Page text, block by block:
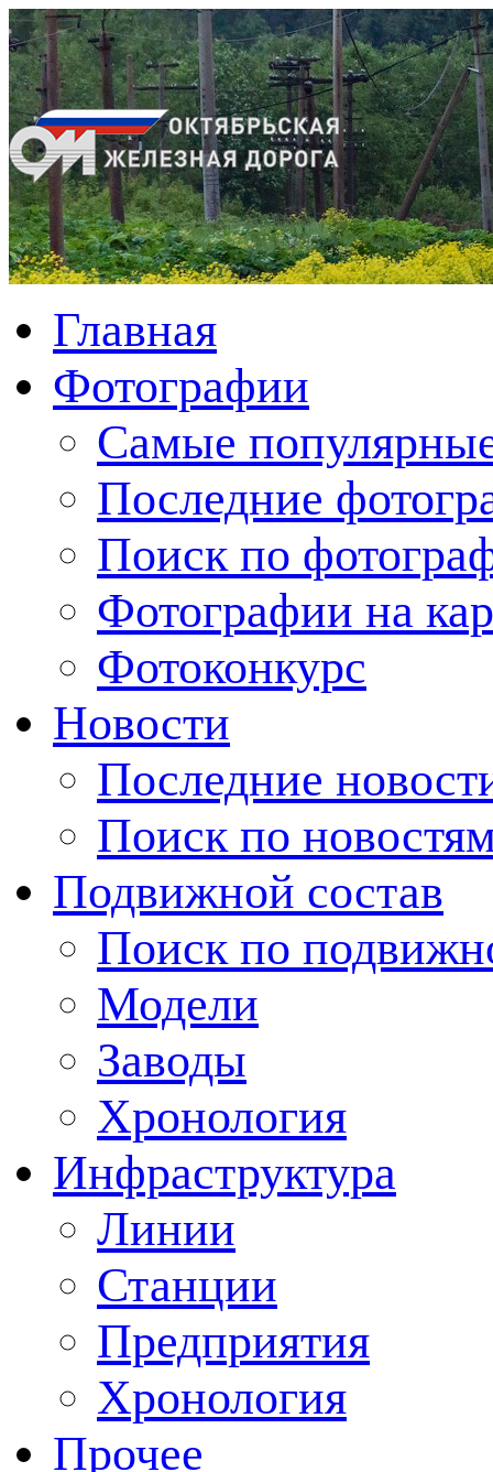
Главная
Фотографии
Cамые
Последние
Поиск по
Фотографии на
Фотоконкурс
Новости
Последние
Поиск по
Подвижной состав
Поиск по
Модели
Заводы
Хронология
Инфраструктура
Линии
Станции
Предприятия
Хронология
Прочее